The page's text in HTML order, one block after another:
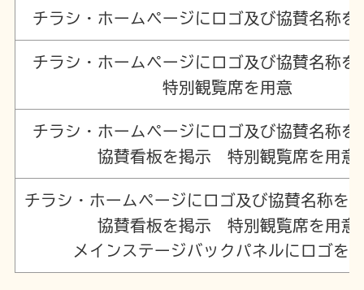
チラシ・ホームページにロゴ及び協賛名称
チラシ・ホームページにロゴ及び協賛名称
特別観覧席を用意
チラシ・ホームページにロゴ及び協賛名称
協賛看板を掲示 特別観覧席を用意
チラシ・ホームページにロゴ及び協賛名称を
協賛看板を掲示 特別観覧席を用意
メインステージバックパネルにロゴを